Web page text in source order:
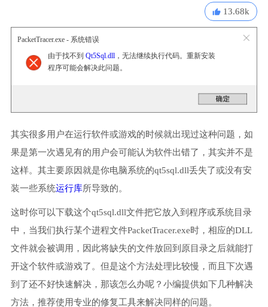
13.68k
PacketTracer.exe - 系统错误
由于找不到 Qt5Sql.dll，无法继续执行代码。重新安装
程序可能会解决此问题。
其实很多用户在运行软件或游戏的时候就出现过这种问题，如
果是第一次遇见有的用户会可能认为软件出错了，其实并不是
这样。其主要原因就是你电脑系统的qt5sql.dll丢失了或没有安
装一些系统运行库所导致的。
这时你可以下载这个qt5sql.dll文件把它放入到程序或系统目录
中，当我们执行某个进程文件PacketTracer.exe时，相应的DLL
文件就会被调用，因此将缺失的文件放回到原目录之后就能打
开这个软件或游戏了。但是这个方法处理比较慢，而且下次遇
到了还不好快速解决，那该怎么办呢？小编提供如下几种解决
方法，推荐使用专业的修复工具来解决同样的问题。